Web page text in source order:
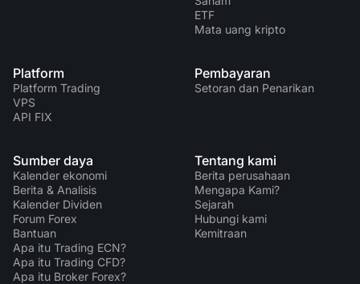
ETF
Mata uang kripto
Platform
Platform Trading
VPS
API FIX
Pembayaran
Setoran dan Penarikan
Sumber daya
Kalender ekonomi
Berita & Analisis
Kalender Dividen
Forum Forex
Bantuan
Apa itu Trading ECN?
Apa itu Trading CFD?
Apa itu Broker Forex?
Tentang kami
Berita perusahaan
Mengapa Kami?
Sejarah
Hubungi kami
Kemitraan